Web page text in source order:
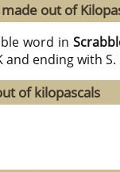
out of
word in
ending with
of kilopascals